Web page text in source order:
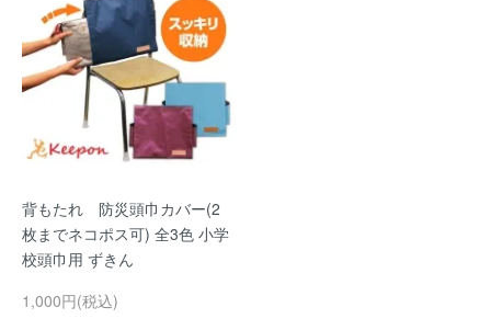
背もたれ 防災頭巾カバー(2
枚までネコポス可) 全3色 小学
校頭巾用 ずきん
1,000円(税込)